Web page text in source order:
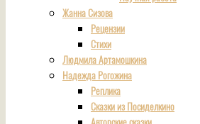
Жанна Сизова
Рецензии
Стихи
Людмила Артамошкина
Надежда Рогожина
Реплика
Сказки из Посиделкино